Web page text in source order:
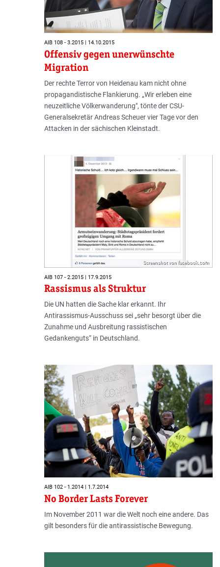
AIB 108 - 3.2015 | 14.10.2015
Offensiv gegen unerwünschte
Migration
Der rechte Terror von Heidenau kam nicht ohne
propagandistische Flankierung. „Wir erleben eine
neuzeitliche Völkerwanderung", tönte der CSU-
Generalsekretär Andreas Scheuer vier Tage vor den
Attacken in der sächischen Kleinstadt.
Screenshot von facebook.com
AIB 107 - 2.2015 | 17.9.2015
Rassismus als Struktur
Die UN hatten die Sache klar erkannt. Ihr
Antirassismus-Ausschuss sei „sehr besorgt über die
Zunahme und Ausbreitung rassistischen
Gedankenguts“ in Deutschland.
AIB 102 - 1.2014 | 1.7.2014
No Border Lasts Forever
Im November 2011 war die Welt noch eine andere. Das
gilt besonders für die antirassistische Bewegung.